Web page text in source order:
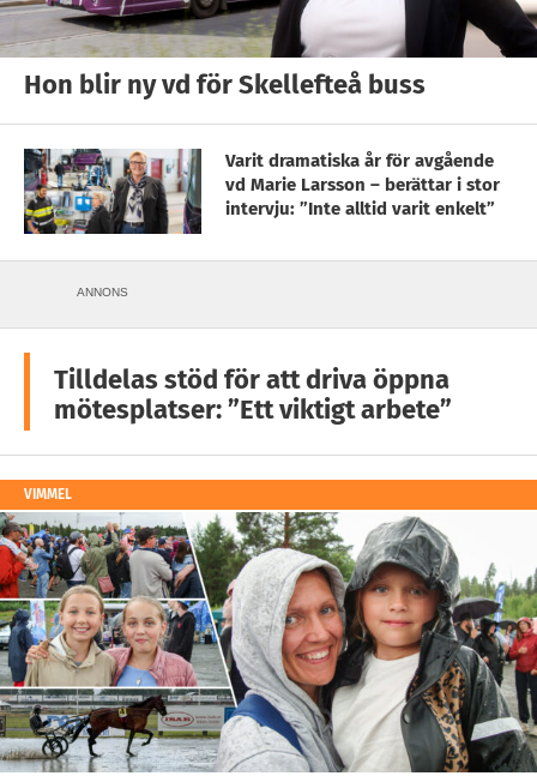
Hon blir ny vd för Skellefteå buss
Varit dramatiska år för avgående
vd Marie Larsson – berättar i stor
intervju: ”Inte alltid varit enkelt”
ANNONS
Tilldelas stöd för att driva öppna
mötesplatser: ”Ett viktigt arbete”
VIMMEL